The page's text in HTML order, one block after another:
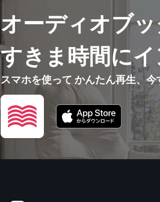
オーディオブ
すきま時間にイ
スマホを使って かんたん再生、